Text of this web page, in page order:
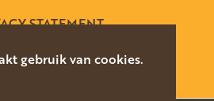
gebruik van cookies.
STATEMENT